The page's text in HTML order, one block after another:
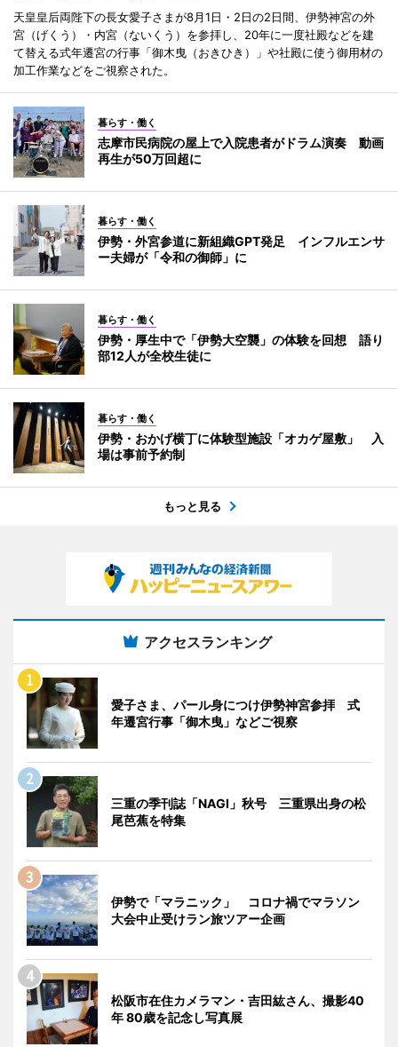
天皇皇后両陛下の長女愛子さまが8月1日・2日の2日間、伊勢神宮の外
宮（げくう）・内宮（ないくう）を参拝し、20年に一度社殿などを建
て替える式年遷宮の行事「御木曳（おきひき）」や社殿に使う御用材の
加工作業などをご視察された。
暮らす・働く
志摩市民病院の屋上で入院患者がドラム演奏 動画
再生が50万回超に
暮らす・働く
伊勢・外宮参道に新組織GPT発足 インフルエンサ
ー夫婦が「令和の御師」に
暮らす・働く
伊勢・厚生中で「伊勢大空襲」の体験を回想 語り
部12人が全校生徒に
暮らす・働く
伊勢・おかげ横丁に体験型施設「オカゲ屋敷」 入
場は事前予約制
もっと見る
アクセスランキング
愛子さま、パール身につけ伊勢神宮参拝 式
年遷宮行事「御木曳」などご視察
三重の季刊誌「NAGI」秋号 三重県出身の松
尾芭蕉を特集
伊勢で「マラニック」 コロナ禍でマラソン
大会中止受けラン旅ツアー企画
松阪市在住カメラマン・吉田紘さん、撮影40
年 80歳を記念し写真展